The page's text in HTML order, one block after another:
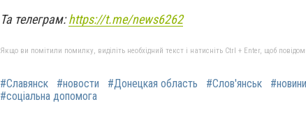
Та телеграм:https://t.me/news6262
Якщо ви помітили помилку, виділіть необхідний текст і натисніть Ctrl + Enter, щоб
#Славянск #новости #Донецкая область #Слов'янськ #новини
#соціальна допомога